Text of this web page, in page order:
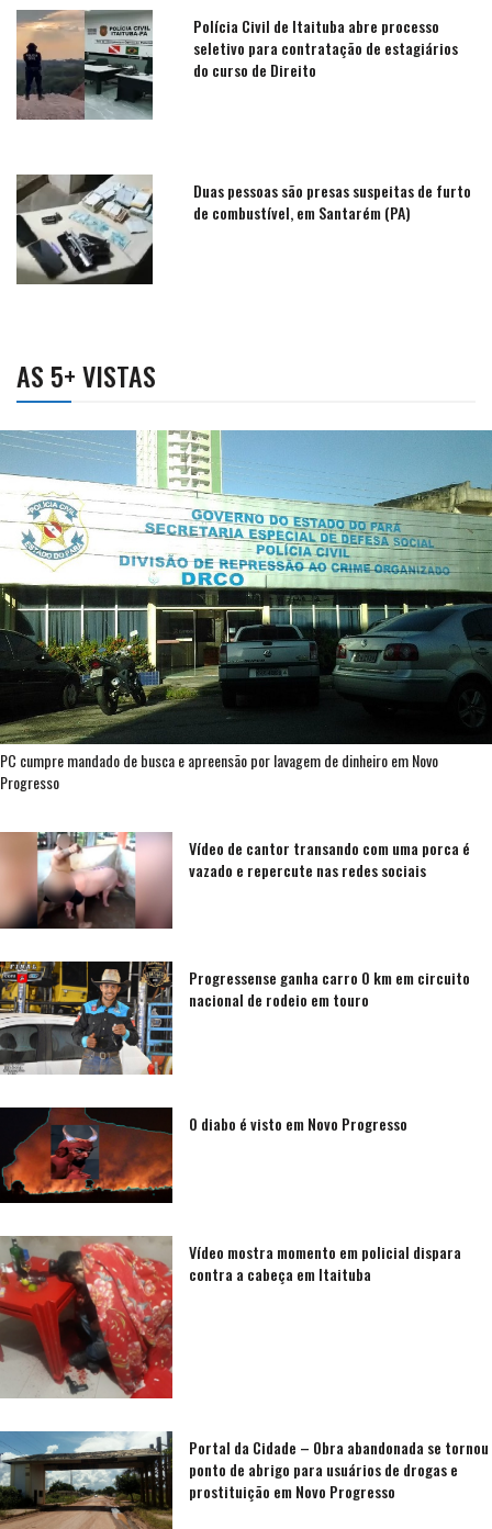
Polícia Civil de Itaituba abre processo
seletivo para contratação de estagiários
do curso de Direito
Duas pessoas são presas suspeitas de furto
de combustível, em Santarém (PA)
AS 5+ VISTAS
PC cumpre mandado de busca e apreensão por lavagem de dinheiro em Novo
Progresso
Vídeo de cantor transando com uma porca é
vazado e repercute nas redes sociais
Progressense ganha carro 0 km em circuito
nacional de rodeio em touro
O diabo é visto em Novo Progresso
Vídeo mostra momento em policial dispara
contra a cabeça em Itaituba
Portal da Cidade – Obra abandonada se tornou
ponto de abrigo para usuários de drogas e
prostituição em Novo Progresso